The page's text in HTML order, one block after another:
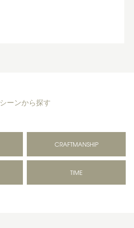
シーンから探す
CRAFTMANSHIP
TIME